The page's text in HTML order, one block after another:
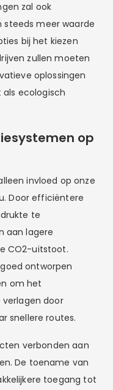
zal ook
meer waarde
bij het kiezen
zullen moeten
oplossingen
ecologisch
op
invloed op onze
Door efficiëntere
te
aan lagere
CO2-uitstoot.
ontworpen
om het
verlagen door
snellere routes.
verbonden aan
De toename van
toegang tot